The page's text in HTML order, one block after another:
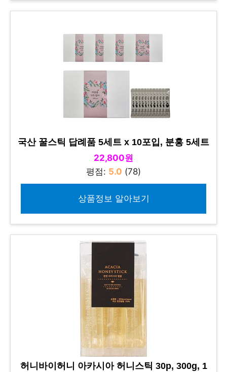
국산 꿀스틱 답례품 5세트 x 10포입, 분홍 5세트
22,800원
평점: 5.0 (78)
상품정보 알아보기
허니바이허니 아카시아 허니스틱 30p, 300g, 1